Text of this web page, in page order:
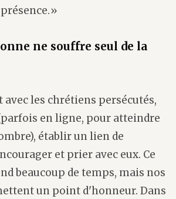
ne souffre seul de la
avec les chrétiens persécutés,
en ligne, pour atteindre
établir un lien de
et prier avec eux. Ce
beaucoup de temps, mais nos
un point d'honneur. Dans